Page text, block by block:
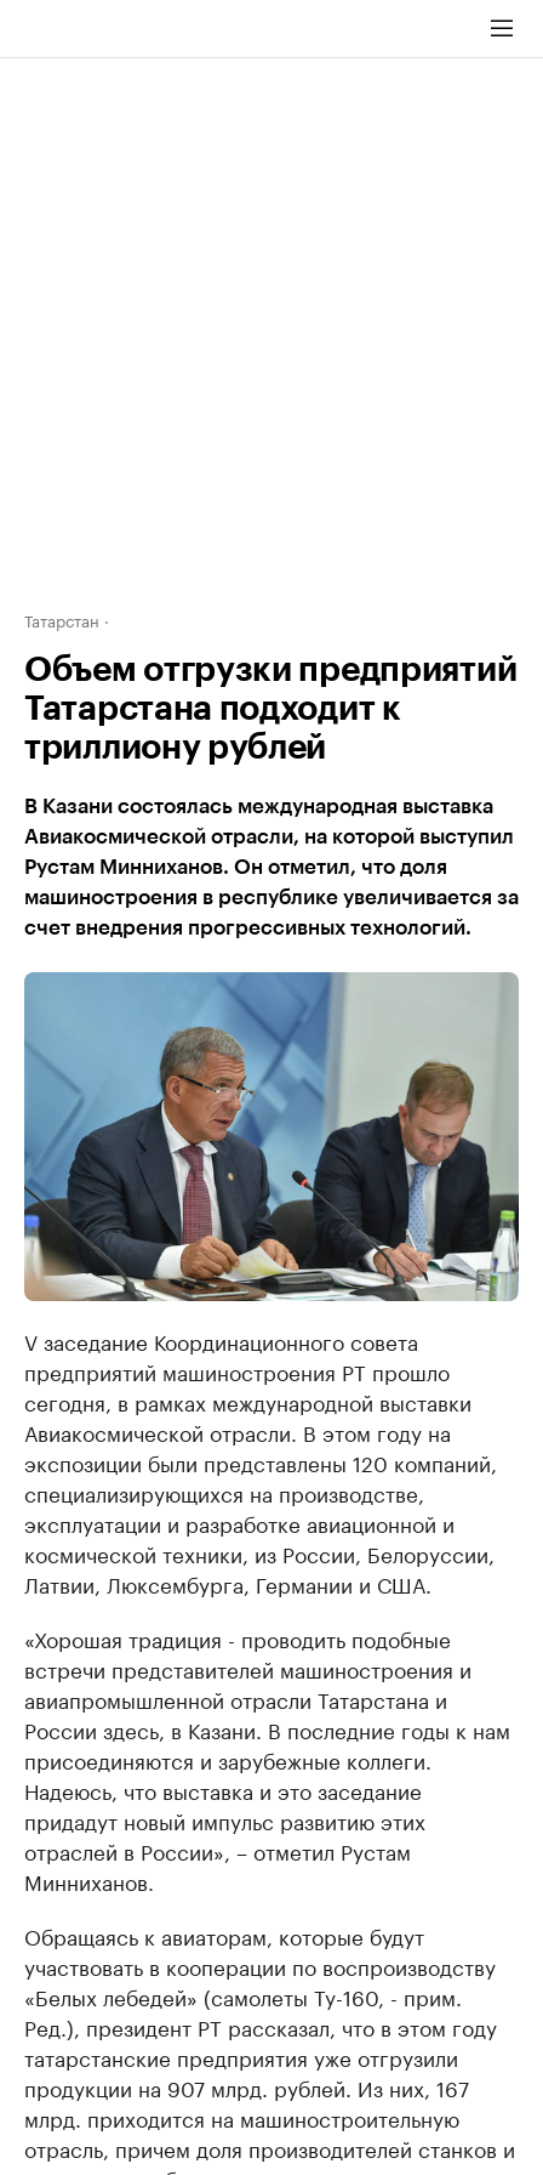
Татарстан
Объем отгрузки предприятий
Татарстана подходит к
триллиону рублей
В Казани состоялась международная выставка
Авиакосмической отрасли, на которой выступил
Рустам Минниханов. Он отметил, что доля
машиностроения в республике увеличивается за
счет внедрения прогрессивных технологий.
V заседание Координационного совета
предприятий машиностроения РТ прошло
сегодня, в рамках международной выставки
Авиакосмической отрасли. В этом году на
экспозиции были представлены 120 компаний,
специализирующихся на производстве,
эксплуатации и разработке авиационной и
космической техники, из России, Белоруссии,
Латвии, Люксембурга, Германии и США.
«Хорошая традиция - проводить подобные
встречи представителей машиностроения и
авиапромышленной отрасли Татарстана и
России здесь, в Казани. В последние годы к нам
присоединяются и зарубежные коллеги.
Надеюсь, что выставка и это заседание
придадут новый импульс развитию этих
отраслей в России», – отметил Рустам
Минниханов.
Обращаясь к авиаторам, которые будут
участвовать в кооперации по воспроизводству
«Белых лебедей» (самолеты Ту-160, - прим.
Ред.), президент РТ рассказал, что в этом году
татарстанские предприятия уже отгрузили
продукции на 907 млрд. рублей. Из них, 167
млрд. приходится на машиностроительную
отрасль, причем доля производителей станков и